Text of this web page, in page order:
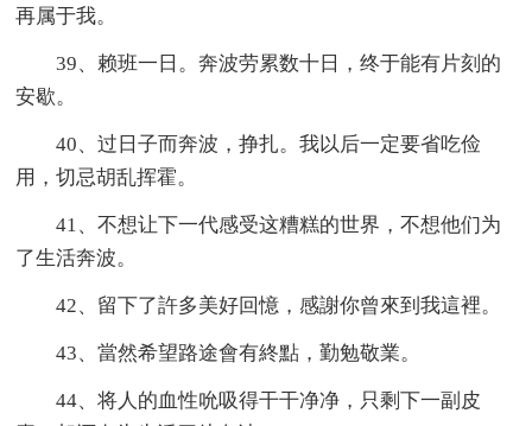
再属于我。
39、赖班一日。奔波劳累数十日，终于能有片刻的
安歇。
40、过日子而奔波，挣扎。我以后一定要省吃俭
用，切忌胡乱挥霍。
41、不想让下一代感受这糟糕的世界，不想他们为
了生活奔波。
42、留下了許多美好回憶，感謝你曾來到我這裡。
43、當然希望路途會有終點，勤勉敬業。
44、将人的血性吮吸得干干净净，只剩下一副皮